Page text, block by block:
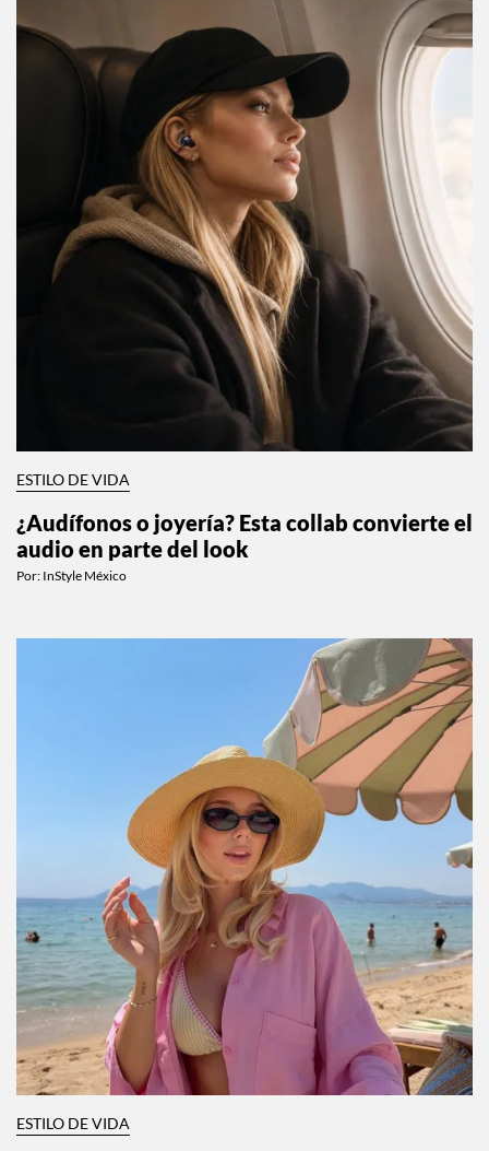
ESTILO DE VIDA
¿Audífonos o joyería? Esta collab convierte el
audio en parte del look
Por: InStyle México
ESTILO DE VIDA